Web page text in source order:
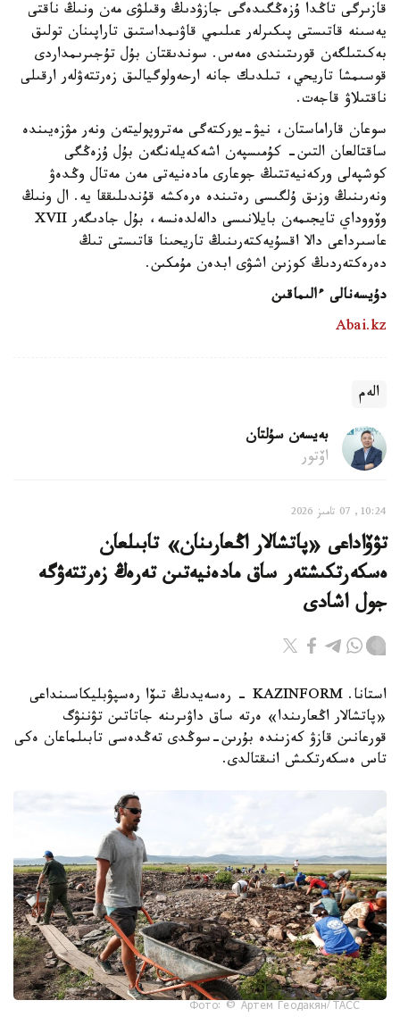
قازىرگى تاڭدا ۇزەڭگىدەگى جازۋدىڭ وقىلۋى مەن ونىڭ ناقتى
يەسىنە قاتىستى پىكىرلەر عىلىمي قاۋىمداستىق تاراپىنان تولىق
بەكىتىلگەن قورىتىندى ەمەس. سوندىقتان بۇل تۇجىرىمداردى
قوسىمشا تاريحي، تىلدىك جانە ارحەولوگيالىق زەرتتەۋلەر ارقىلى
ناقتىلاۋ قاجەت.
سوعان قاراماستان، نيۋ-يوركتەگى مەتروپوليتەن ونەر مۋزەيىندە
ساقتالعان التىن- كۇمىسپەن اشەكەيلەنگەن بۇل ۇزەڭگى
كوشپەلى وركەنيەتتىڭ جوعارى مادەنيەتى مەن مەتال وڭدەۋ
ونەرىنىڭ وزىق ۇلگىسى رەتىندە ەرەكشە قۇندىلىققا يە. ال ونىڭ
وۆووداي تايجىمەن بايلانىسى دالەلدەنسە، بۇل جادىگەر XVII
عاسىرداعى دالا اقسۇيەكتەرىنىڭ تاريحىنا قاتىستى تىڭ
دەرەكتەردىڭ كوزىن اشۋى ابدەن مۇمكىن.
دۇيسەنالى ءالىماقىن
Abai.kz
الەم
بەيسەن سۇلتان
اۆتور
10:24, 07 تامىز 2026
تۋۆاداعى «پاتشالار اڭعارىنان» تابىلعان
ەسكەرتكىشتەر ساق مادەنيەتىن تەرەڭ زەرتتەۋگە
جول اشادى
استانا. KAZINFORM - رەسەيدىڭ تىۆا رەسپۋبليكاسىنداعى
«پاتشالار اڭعارىندا» ەرتە ساق داۋىرىنە جاتاتىن تۋننۋگ
قورعانىن قازۋ كەزىندە بۇرىن-سوڭدى تەڭدەسى تابىلماعان ەكى
تاس ەسكەرتكىش انىقتالدى.
Фото: © Артем Геодакян/ ТАСС